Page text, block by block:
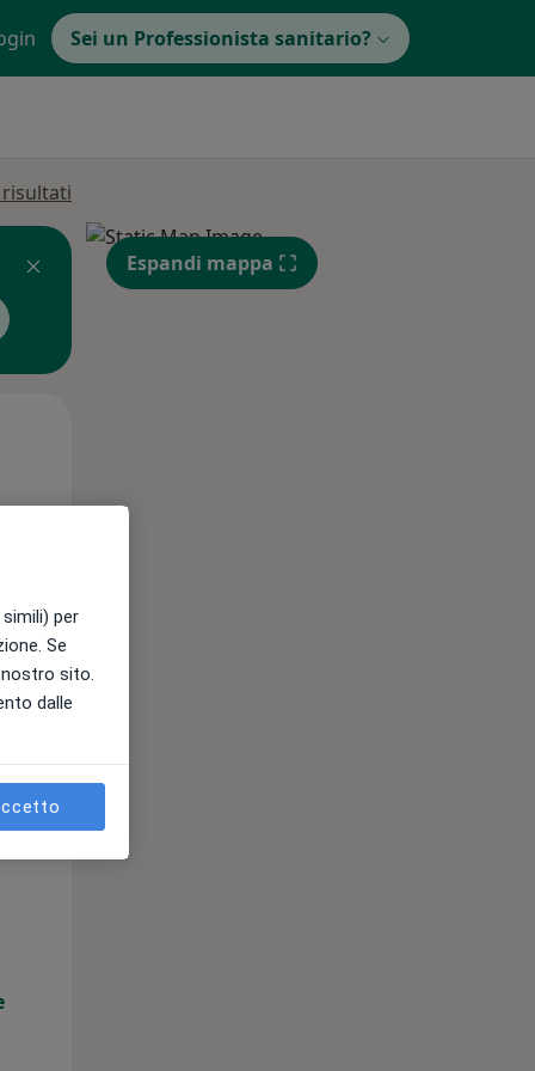
Sei un Professionista sanitario?
Gio,
Espandi mappa
per
Se
sito.
dalle